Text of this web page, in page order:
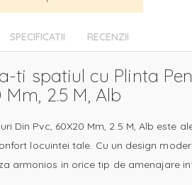
ti spatiul cu Plinta
Mm, 2.5 M, Alb
Din Pvc, 60X20 Mm, 2.5 M, Alb este
locuintei tale. Cu un design
armonios in orice tip de amenajare
SPECIFICATII RECENZII